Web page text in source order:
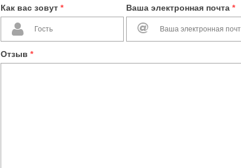
Как вас зовут * Ваша электронная почта *
Отзыв *